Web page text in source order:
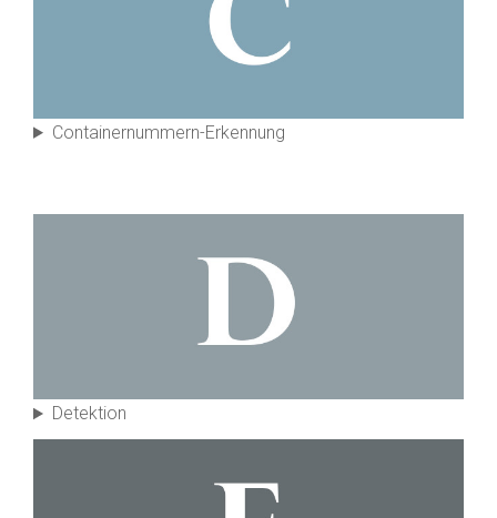
Container­nummern-Erkennung
Detektion